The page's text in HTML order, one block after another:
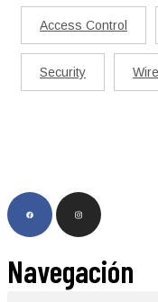
Access Control
Security
Navegación